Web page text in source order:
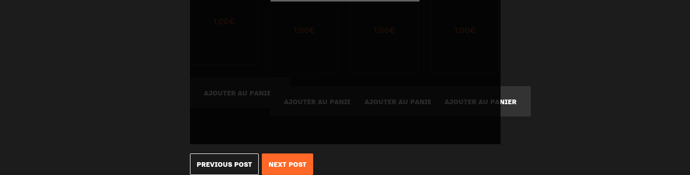
1,00€
AJOUTER AU PANIER
1,00€
AJOUTER AU PANIER
1,00€
AJOUTER AU PANIER
1,00€
AJOUTER AU PANIER
PREVIOUS POST NEXT POST